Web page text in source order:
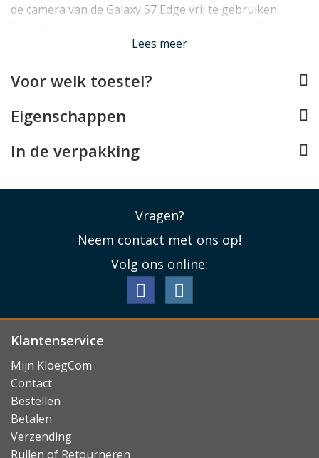
de camera van de Galaxy S7 Edge vrij te gebruiken.
voor pasjes.Lees meer
Voor welk toestel?
Eigenschappen
In de verpakking
Vragen?
Neem contact met ons op!
Volg ons online:
Klantenservice
Mijn KloegCom
Contact
Bestellen
Betalen
Verzending
Ruilen of Retourneren